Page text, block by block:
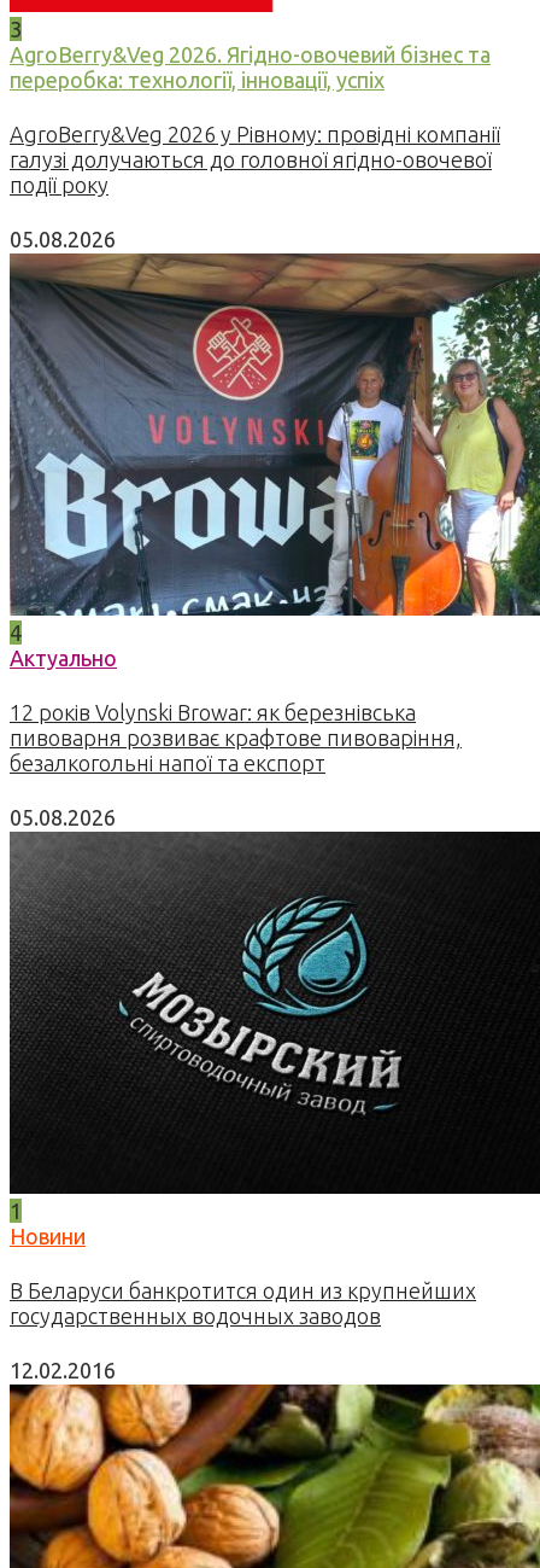
3
AgroBerry&Veg 2026. Ягідно-овочевий бізнес та
переробка: технології, інновації, успіх
AgroBerry&Veg 2026 у Рівному: провідні компанії
галузі долучаються до головної ягідно-овочевої
події року
05.08.2026
4
Актуально
12 років Volynski Browar: як березнівська
пивоварня розвиває крафтове пивоваріння,
безалкогольні напої та експорт
05.08.2026
1
Новини
В Беларуси банкротится один из крупнейших
государственных водочных заводов
12.02.2016